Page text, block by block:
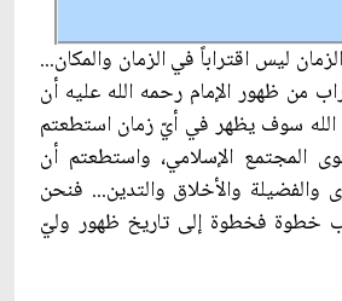
ليس اقتراباً في الزمان والمكان...
من ظهور الإمام رحمه الله عليه أن
الله سوف يظهر في أيّ زمان استطعتم
المجتمع الإسلامي، واستطعتم أن
والفضيلة والأخلاق والتدين... فنحن
خطوة فخطوة إلى تاريخ ظهور وليّ